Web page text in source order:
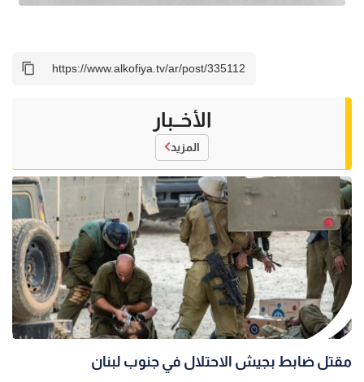
الأخــبار
المزيد
مقتل ضابط بجيش الاحتلال في جنوب لبنان